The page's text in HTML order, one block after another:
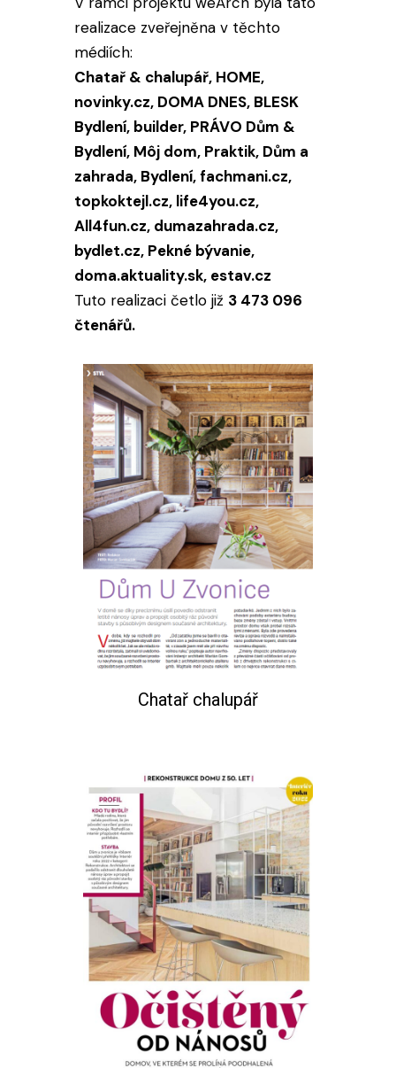
realizace zveřejněna v těchto
médiích:
Chatař & chalupář, HOME,
novinky.cz, DOMA DNES, BLESK
Bydlení, builder, PRÁVO Dům &
Bydlení, Môj dom, Praktik, Dům a
zahrada, Bydlení, fachmani.cz,
topkoktejl.cz, life4you.cz,
All4fun.cz, dumazahrada.cz,
bydlet.cz, Pekné bývanie,
doma.aktuality.sk, estav.cz
Tuto realizaci četlo již 3 473 096
čtenářů.
Chatař chalupář